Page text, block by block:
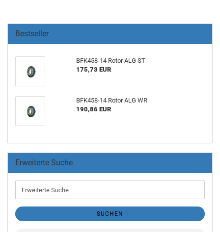
Bestseller
BFK458-​14 Rotor ALG ST
175,73 EUR
BFK458-​14 Rotor ALG WR
190,86 EUR
Erweiterte Suche
Suche
SUCHEN